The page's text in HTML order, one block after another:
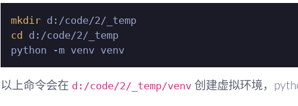
mkdir
d:/code/2/_temp
cd d:/code/2/_temp
python -m venv venv
以上命令会在 d:/code/2/_temp/venv 创建虚拟环境，